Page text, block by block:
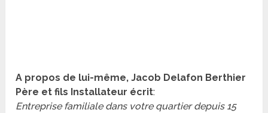
A propos de lui-même, Jacob Delafon Berthier
Père et fils Installateur écrit:
Entreprise familiale dans votre quartier depuis 15